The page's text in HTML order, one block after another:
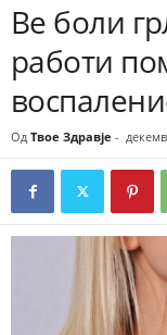
Ве боли
работи
Од Твое Здравје -